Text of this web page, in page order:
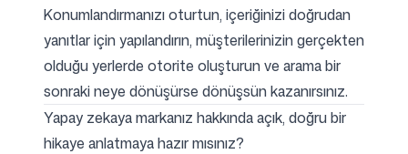
Konumlandırmanızı oturtun, içeriğinizi doğrudan
yanıtlar için yapılandırın, müşterilerinizin gerçekten
olduğu yerlerde otorite oluşturun ve arama bir
sonraki neye dönüşürse dönüşsün kazanırsınız.
Yapay zekaya markanız hakkında açık, doğru bir
hikaye anlatmaya hazır mısınız?